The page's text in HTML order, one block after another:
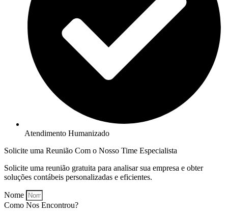
Atendimento Humanizado
Solicite uma Reunião Com o Nosso Time Especialista
Solicite uma reunião gratuita para analisar sua empresa e obter
soluções contábeis personalizadas e eficientes.
Nome
Como Nos Encontrou?